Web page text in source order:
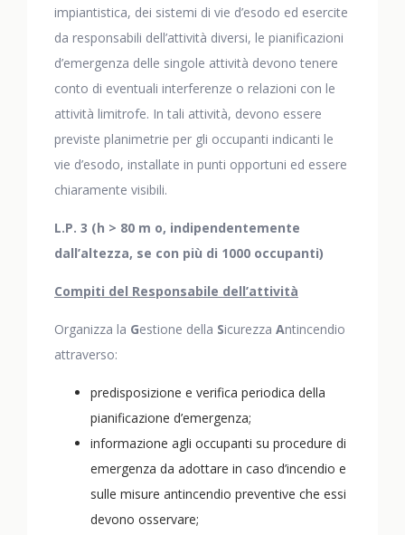
impiantistica, dei sistemi di vie d’esodo ed esercite
da responsabili dell’attività diversi, le pianificazioni
d’emergenza delle singole attività devono tenere
conto di eventuali interferenze o relazioni con le
attività limitrofe. In tali attività, devono essere
previste planimetrie per gli occupanti indicanti le
vie d’esodo, installate in punti opportuni ed essere
chiaramente visibili.
L.P. 3 (h > 80 m o, indipendentemente
dall’altezza, se con più di 1000 occupanti)
Compiti del Responsabile dell’attività
Organizza la Gestione della Sicurezza Antincendio
attraverso:
predisposizione e verifica periodica della
pianificazione d’emergenza;
informazione agli occupanti su procedure di
emergenza da adottare in caso d’incendio e
sulle misure antincendio preventive che essi
devono osservare;